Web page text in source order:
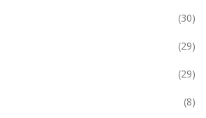
(30)
(29)
(29)
(8)